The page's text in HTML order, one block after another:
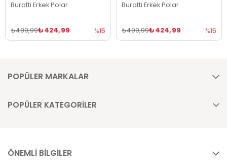
Buratti Erkek Polar
₺424,99
₺499,99 %15
Buratti Erkek Polar
₺424,99
₺499,99 %15
POPÜLER MARKALAR
POPÜLER KATEGORİLER
ÖNEMLİ BİLGİLER